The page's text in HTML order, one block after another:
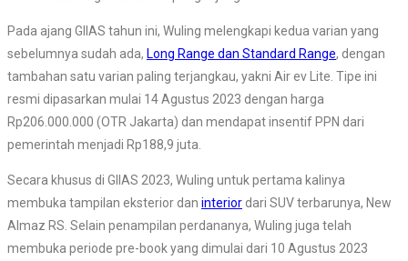
Pada ajang GIIAS tahun ini, Wuling melengkapi kedua varian yang
sebelumnya sudah ada, Long Range dan Standard Range, dengan
tambahan satu varian paling terjangkau, yakni Air ev Lite. Tipe ini
resmi dipasarkan mulai 14 Agustus 2023 dengan harga
Rp206.000.000 (OTR Jakarta) dan mendapat insentif PPN dari
pemerintah menjadi Rp188,9 juta.
Secara khusus di GIIAS 2023, Wuling untuk pertama kalinya
membuka tampilan eksterior dan interior dari SUV terbarunya, New
Almaz RS. Selain penampilan perdananya, Wuling juga telah
membuka periode pre-book yang dimulai dari 10 Agustus 2023